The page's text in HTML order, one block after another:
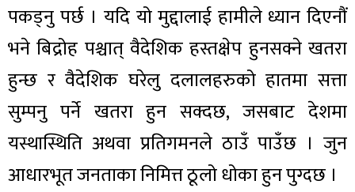
पकड्नु पर्छ । यदि यो मुद्दालाई हामीले ध्यान दिएनौं
भने बिद्रोह पश्चात् वैदेशिक हस्तक्षेप हुनसक्ने खतरा
हुन्छ र वैदेशिक घरेलु दलालहरुको हातमा सत्ता
सुम्पनु पर्ने खतरा हुन सक्दछ, जसबाट देशमा
यस्थास्थिति अथवा प्रतिगमनले ठाउँ पाउँछ । जुन
आधारभूत जनताका निमित्त ठूलो धोका हुन पुग्दछ ।